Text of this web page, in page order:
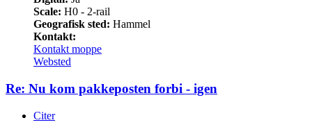
Scale: H0 - 2-rail
Geografisk sted: Hammel
Kontakt:
Kontakt moppe
Websted
Re: Nu kom pakkeposten forbi - igen
Citer